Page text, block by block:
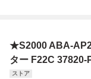
★S2000 ABA-
ター F22C 37820-
ストア